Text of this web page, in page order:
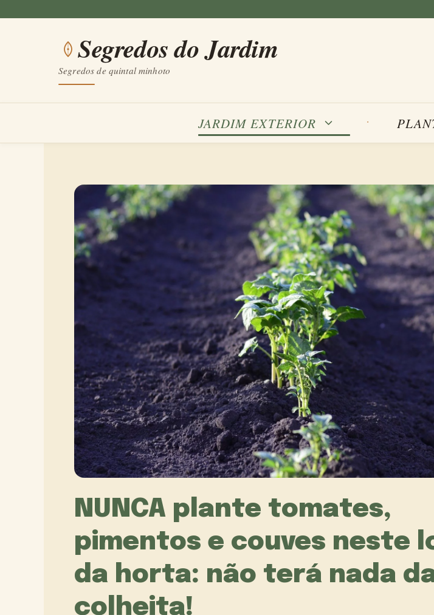
conteúdo
Segredos do Jardim
Segredos de quintal minhoto
JARDIM EXTERIOR
NUNCA plante tomates,
pimentos e couves neste
da horta: não terá nada
colheita!